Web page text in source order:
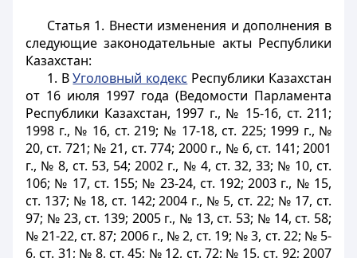
Статья 1. Внести изменения и дополнения в
следующие законодательные акты Республики
Казахстан:
1. ВУголовный кодекс Республики Казахстан
от 16 июля 1997 года (Ведомости Парламента
Республики Казахстан, 1997 г., № 15-16, ст. 211;
1998 г., № 16, ст. 219; № 17-18, ст. 225; 1999 г., №
20, ст. 721; № 21, ст. 774; 2000 г., № 6, ст. 141; 2001
г., № 8, ст. 53, 54; 2002 г., № 4, ст. 32, 33; № 10, ст.
106; № 17, ст. 155; № 23-24, ст. 192; 2003 г., № 15,
ст. 137; № 18, ст. 142; 2004 г., № 5, ст. 22; № 17, ст.
97; № 23, ст. 139; 2005 г., № 13, ст. 53; № 14, ст. 58;
№ 21-22, ст. 87; 2006 г., № 2, ст. 19; № 3, ст. 22; № 5-
6, ст. 31; № 8, ст. 45; № 12, ст. 72; № 15, ст. 92; 2007